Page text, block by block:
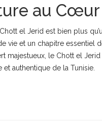
au
el Jerid est bien plus
vie et un chapitre essentiel
majestueux, le Chott el
authentique de la Tunisie.